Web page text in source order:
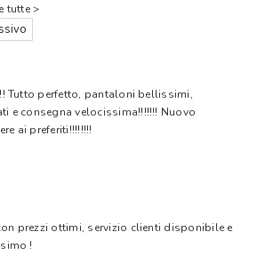
tutte >
Tutto perfetto, pantaloni bellissimi,
e consegna velocissima!!!!!!! Nuovo
ai preferiti!!!!!!!!
prezzi ottimi, servizio clienti disponibile e
!